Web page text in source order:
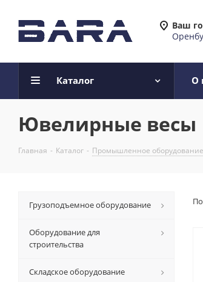
Ваш
Каталог О
Ювелирные весы
Главная - Каталог - Промышленное
Грузоподъемное оборудование
Оборудование для
строительства
Складское оборудование